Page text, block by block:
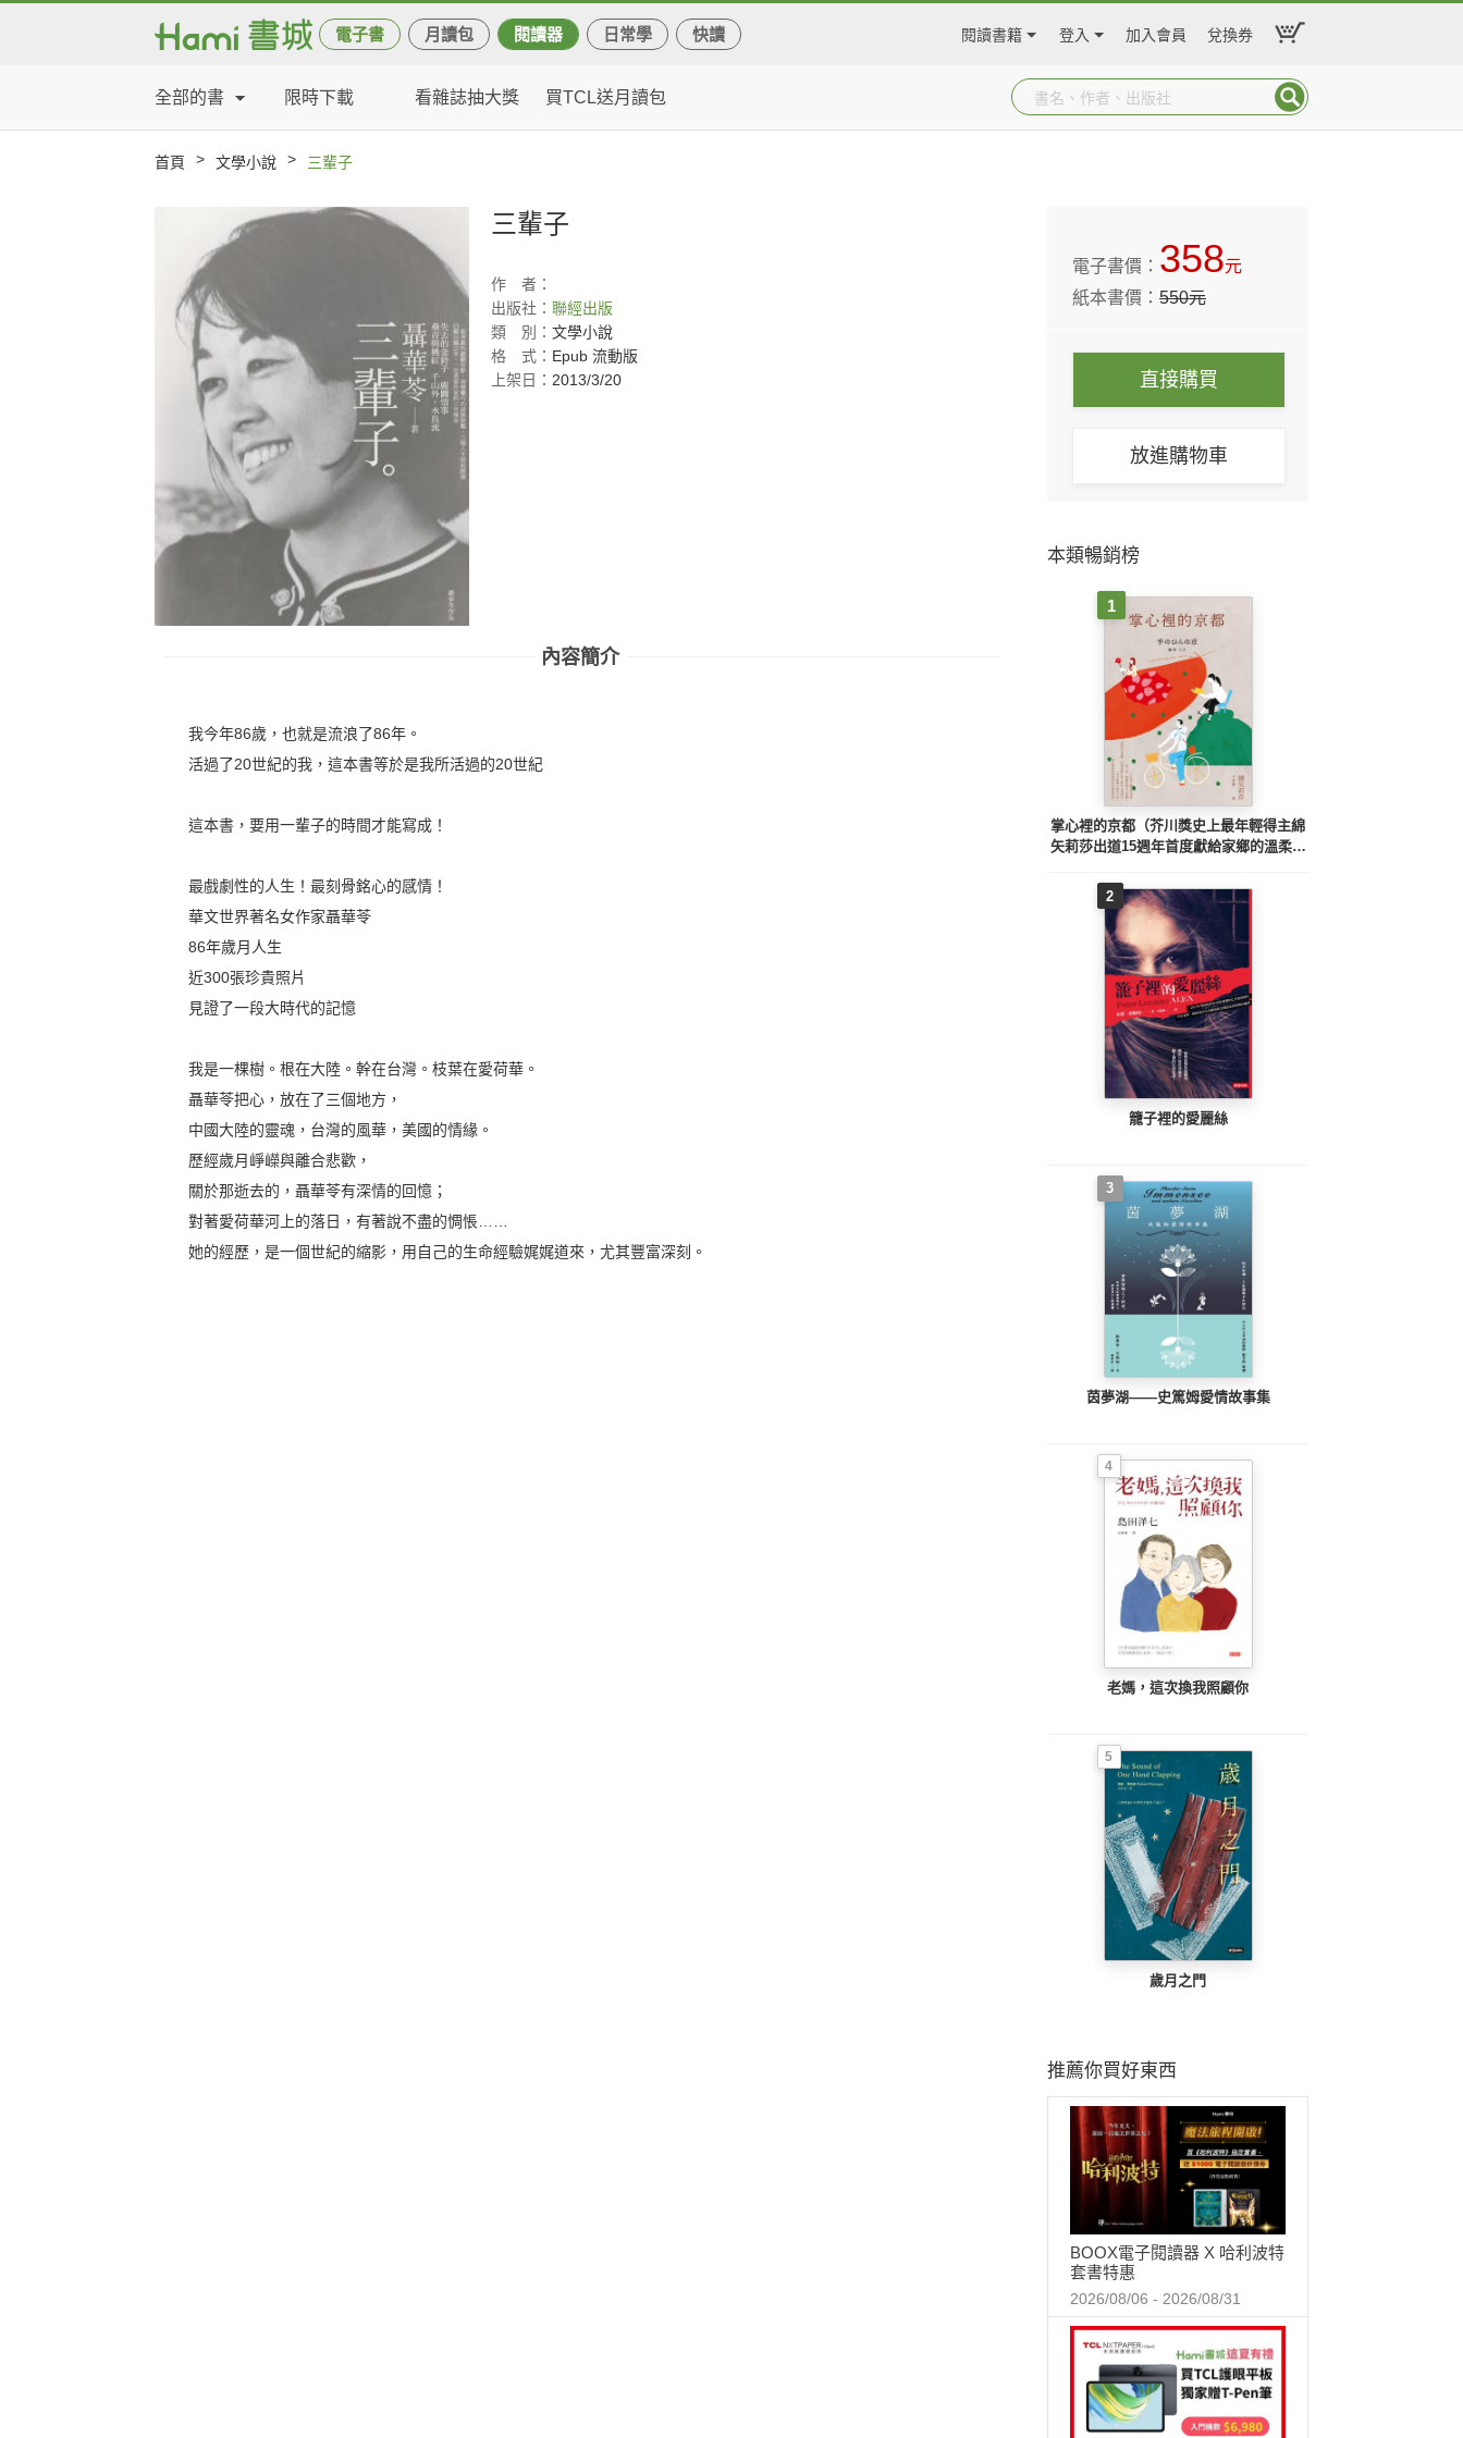
電子書 月讀包 閱讀器 日常學 快讀 閱讀書籍 登入 加入會員 兌換券
全部的書 限時下載 看雜誌抽大獎 買TCL送月讀包
首頁 > 文學小說 > 三輩子
三輩子
作
者：
出版社： 聯經出版
類
別： 文學小說
格
式： Epub 流動版
上架日： 2013/3/20
內容簡介
我今年86歲，也就是流浪了86年。
活過了20世紀的我，這本書等於是我所活過的20世紀
這本書，要用一輩子的時間才能寫成！
最戲劇性的人生！最刻骨銘心的感情！
華文世界著名女作家聶華苓
86年歲月人生
近300張珍貴照片
見證了一段大時代的記憶
我是一棵樹。根在大陸。幹在台灣。枝葉在愛荷華。
聶華苓把心，放在了三個地方，
中國大陸的靈魂，台灣的風華，美國的情緣。
歷經歲月崢嶸與離合悲歡，
關於那逝去的，聶華苓有深情的回憶；
對著愛荷華河上的落日，有著說不盡的惆悵……
她的經歷，是一個世紀的縮影，用自己的生命經驗娓娓道來，尤其豐富深刻。
電子書價： 358元
紙本書價：550元
直接購買
放進購物車
本類暢銷榜
1
掌心裡的京都（芥川獎史上最年輕得主綿
矢莉莎出道15週年首度獻給家鄉的溫柔物
2
籠子裡的愛麗絲
3
茵夢湖——史篤姆愛情故事集
4
老媽，這次換我照顧你
5
歲月之門
推薦你買好東西
BOOX電子閱讀器 X 哈利波特
套書特惠
2026/08/06 - 2026/08/31